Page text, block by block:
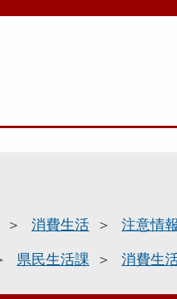
消費生活 注意情報
県民生活課 消費生